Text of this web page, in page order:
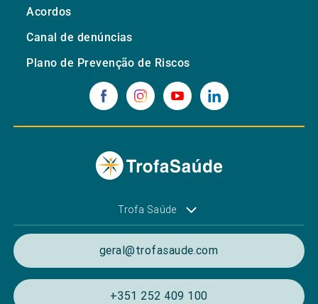
Acordos
Canal de denúncias
Plano de Prevenção de Riscos
Trofa Saúde
geral@trofasaude.com
+351 252 409 100